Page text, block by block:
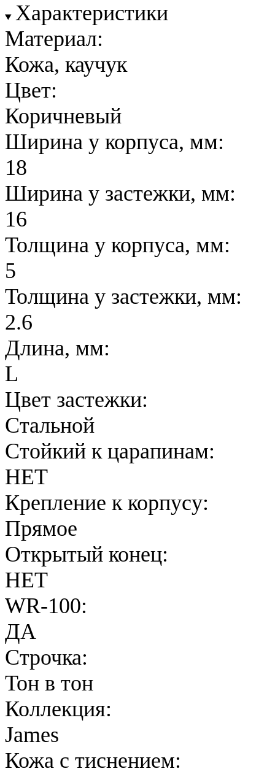
Характеристики
Материал:
Кожа, каучук
Цвет:
Коричневый
Ширина у корпуса, мм:
18
Ширина у застежки, мм:
16
Толщина у корпуса, мм:
5
Толщина у застежки, мм:
2.6
Длина, мм:
L
Цвет застежки:
Стальной
Стойкий к царапинам:
НЕТ
Крепление к корпусу:
Прямое
Открытый конец:
НЕТ
WR-100:
ДА
Строчка:
Тон в тон
Коллекция:
James
Кожа с тиснением: